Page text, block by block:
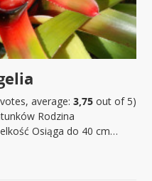
average: 3,75out of 5)
Rodzina
Osiąga do 40 cm…